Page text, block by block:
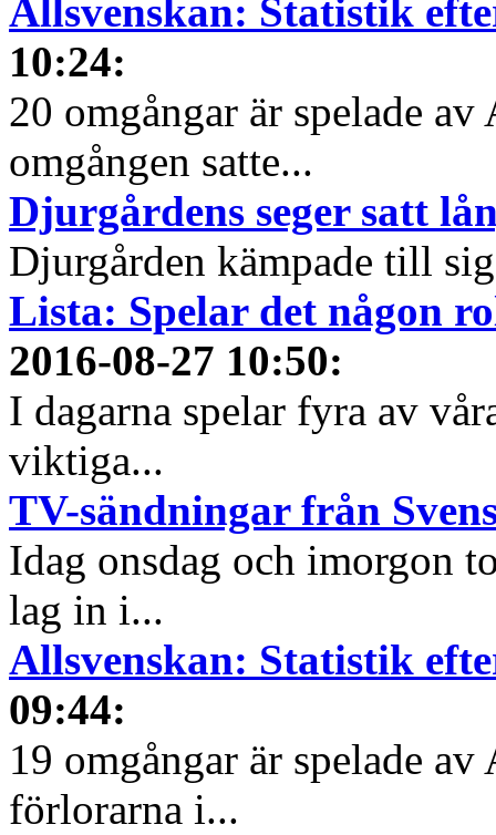
Allsvenskan: Statistik
10:24:
20 omgångar är spelade
omgången satte...
Djurgårdens seger satt
Djurgården kämpade till
Lista: Spelar det någon
2016-08-27 10:50:
I dagarna spelar fyra av
viktiga...
TV-sändningar från
Idag onsdag och imorgon
lag in i...
Allsvenskan: Statistik
09:44:
19 omgångar är spelade
förlorarna i...